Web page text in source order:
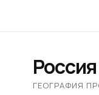
Россия
ГЕОГРАФИЯ